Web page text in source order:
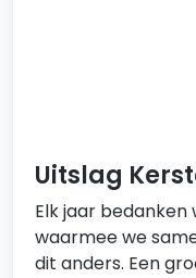
Uitslag
Elk jaar
waarmee we
dit anders. Een